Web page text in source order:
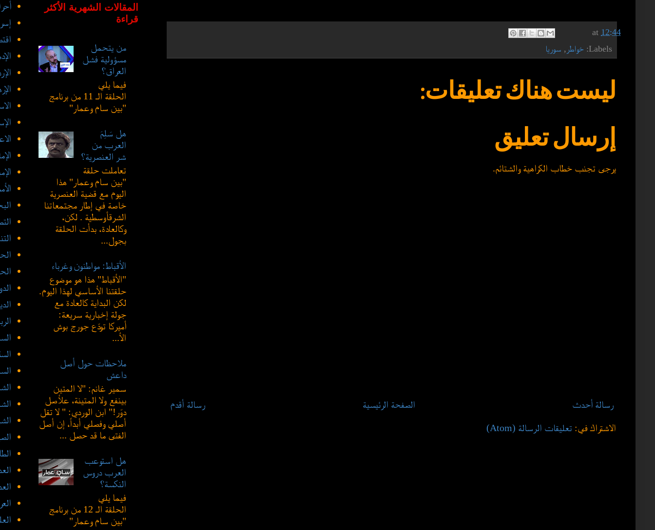
at 12:44
Labels: خواطر , سوريا
ليست هناك تعليقات:
إرسال تعليق
يرجى تجنب خطاب الكراهية والشتائم.
رسالة أحدث رسالة أقدم الصفحة الرئيسية
الاشتراك في: تعليقات الرسالة (Atom)
المقالات الشهرية الأكثر
قراءة
من يتحمل
مسؤولية فشل
العراق؟
فيما يلي
الحلقة الـ 11 من برنامج
"بين سام وعمار"
هل سَلِمَ
العرب من
شر العنصرية؟
تعاملت حلقة
"بين سام وعمار" هذا
اليوم مع قضية العنصرية
خاصة في إطار مجتمعاتنا
الشرقأوسطية . لكن،
وكالعادة، بدأت الحلقة
بجول...
الأقباط: مواطنون وغرباء
"الأقباط" هذا هو موضوع
حلقتنا الأساسي لهذا اليوم.
لكن البداية كالعادة مع
جولة إخبارية سريعة:
أميركا تودّع جورج بوش
الأ...
ملاحظات حول أصل
داعش
سمير غانم: "لا المتين
بينفع ولا المتينة، علأصل
دوّر!" ابن الوردي: " لا تقل
أصلي وفصلي أبداً، إن أصل
الفتى ما قد حصل ...
هل استوعب
العرب دروس
النكسة؟
فيما يلي
الحلقة الـ 12 من برنامج
"بين سام وعمار"